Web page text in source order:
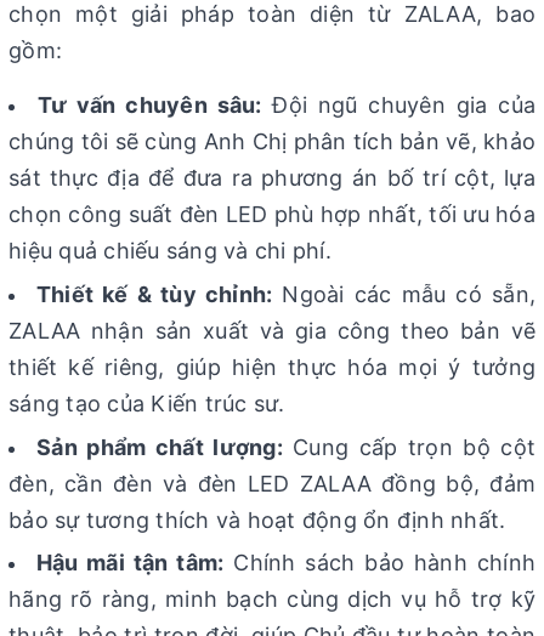
chọn một giải pháp toàn diện từ ZALAA, bao
gồm:
Tư vấn chuyên sâu: Đội ngũ chuyên gia của
chúng tôi sẽ cùng Anh Chị phân tích bản vẽ, khảo
sát thực địa để đưa ra phương án bố trí cột, lựa
chọn công suất đèn LED phù hợp nhất, tối ưu hóa
hiệu quả chiếu sáng và chi phí.
Thiết kế & tùy chỉnh: Ngoài các mẫu có sẵn,
ZALAA nhận sản xuất và gia công theo bản vẽ
thiết kế riêng, giúp hiện thực hóa mọi ý tưởng
sáng tạo của Kiến trúc sư.
Sản phẩm chất lượng: Cung cấp trọn bộ cột
đèn, cần đèn và đèn LED ZALAA đồng bộ, đảm
bảo sự tương thích và hoạt động ổn định nhất.
Hậu mãi tận tâm: Chính sách bảo hành chính
hãng rõ ràng, minh bạch cùng dịch vụ hỗ trợ kỹ